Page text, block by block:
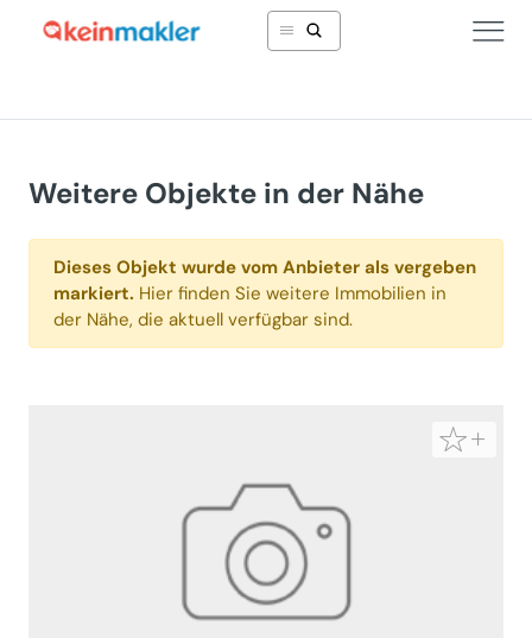
Weitere Objekte in der Nähe
Dieses Objekt wurde vom Anbieter als vergeben
markiert. Hier finden Sie weitere Immobilien in
der Nähe, die aktuell verfügbar sind.